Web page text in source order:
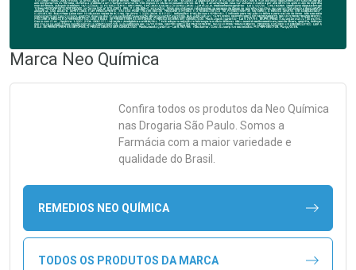
Marca Neo Química
Confira todos os produtos da Neo Química
nas Drogaria São Paulo. Somos a
Farmácia com a maior variedade e
qualidade do Brasil.
REMEDIOS NEO QUÍMICA
TODOS OS PRODUTOS DA MARCA